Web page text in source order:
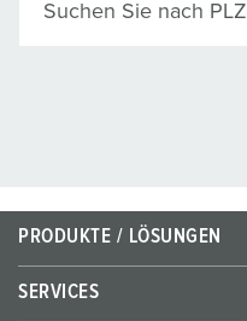
Suchen Sie nach PLZ
PRODUKTE / LÖSUNGEN
SERVICES